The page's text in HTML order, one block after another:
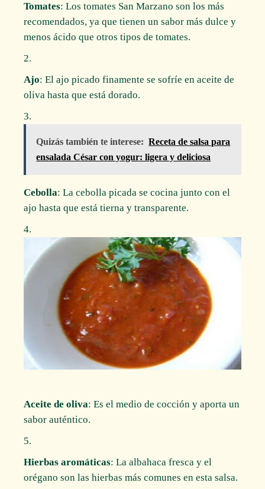
Tomates: Los tomates San Marzano son los más
recomendados, ya que tienen un sabor más dulce y
menos ácido que otros tipos de tomates.
Ajo: El ajo picado finamente se sofríe en aceite de
oliva hasta que está dorado.
Quizás también te interese: Receta de salsa para
ensalada César con yogur: ligera y deliciosa
Cebolla: La cebolla picada se cocina junto con el
ajo hasta que está tierna y transparente.
Aceite de oliva: Es el medio de cocción y aporta un
sabor auténtico.
Hierbas aromáticas: La albahaca fresca y el
orégano son las hierbas más comunes en esta salsa.